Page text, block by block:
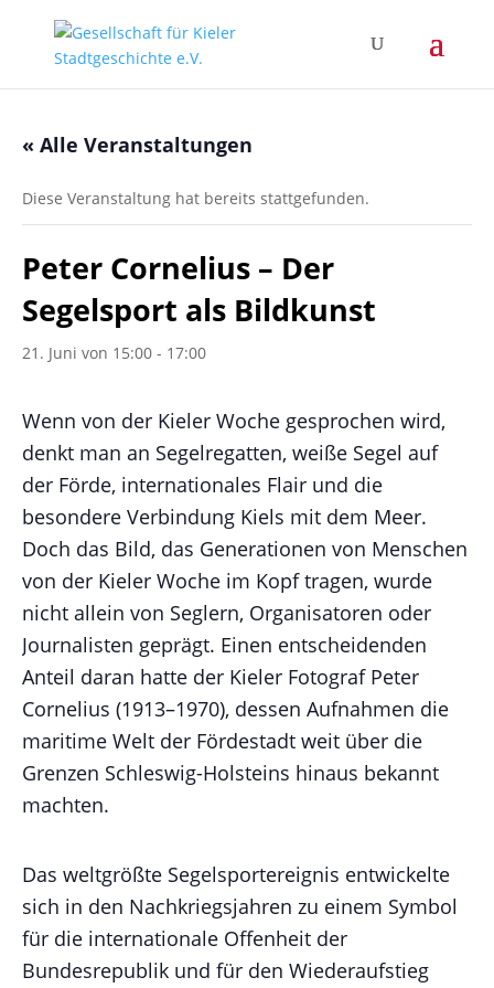
« Alle Veranstaltungen
Diese Veranstaltung hat bereits stattgefunden.
Peter Cornelius – Der
Segelsport als Bildkunst
21. Juni von 15:00 - 17:00
Wenn von der Kieler Woche gesprochen wird,
denkt man an Segelregatten, weiße Segel auf
der Förde, internationales Flair und die
besondere Verbindung Kiels mit dem Meer.
Doch das Bild, das Generationen von Menschen
von der Kieler Woche im Kopf tragen, wurde
nicht allein von Seglern, Organisatoren oder
Journalisten geprägt. Einen entscheidenden
Anteil daran hatte der Kieler Fotograf Peter
Cornelius (1913–1970), dessen Aufnahmen die
maritime Welt der Fördestadt weit über die
Grenzen Schleswig-Holsteins hinaus bekannt
machten.
Das weltgrößte Segelsportereignis entwickelte
sich in den Nachkriegsjahren zu einem Symbol
für die internationale Offenheit der
Bundesrepublik und für den Wiederaufstieg